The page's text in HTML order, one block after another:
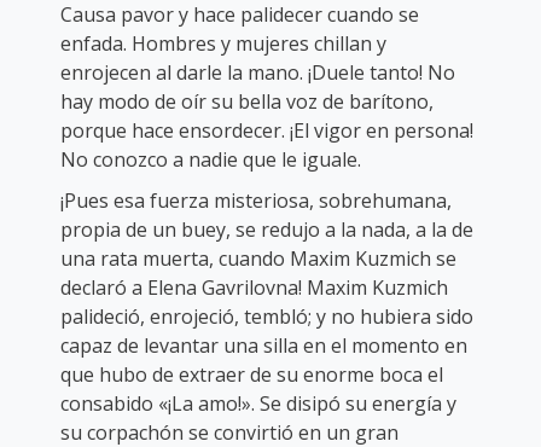
Causa pavor y hace palidecer cuando se
enfada. Hombres y mujeres chillan y
enrojecen al darle la mano. ¡Duele tanto! No
hay modo de oír su bella voz de barítono,
porque hace ensordecer. ¡El vigor en persona!
No conozco a nadie que le iguale.
¡Pues esa fuerza misteriosa, sobrehumana,
propia de un buey, se redujo a la nada, a la de
una rata muerta, cuando Maxim Kuzmich se
declaró a Elena Gavrilovna! Maxim Kuzmich
palideció, enrojeció, tembló; y no hubiera sido
capaz de levantar una silla en el momento en
que hubo de extraer de su enorme boca el
consabido «¡La amo!». Se disipó su energía y
su corpachón se convirtió en un gran